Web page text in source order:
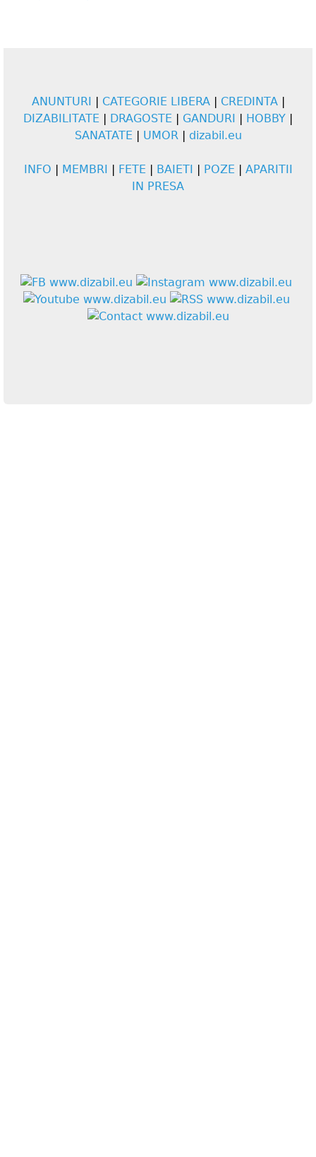
ANUNTURI | CATEGORIE LIBERA| CREDINTA|
DIZABILITATE | DRAGOSTE | GANDURI | HOBBY |
SANATATE | UMOR | dizabil.eu
INFO | MEMBRI | FETE | BAIETI | POZE | APARITII
IN PRESA